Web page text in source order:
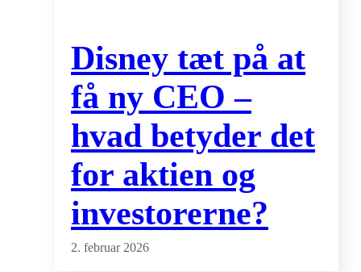
Disney tæt på at
få ny CEO –
hvad betyder det
for aktien og
investorerne?
2. februar 2026